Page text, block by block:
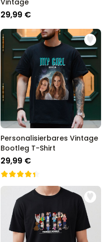
Vintage
29,99 €
Personalisierbares Vintage
Bootleg T-Shirt
29,99 €